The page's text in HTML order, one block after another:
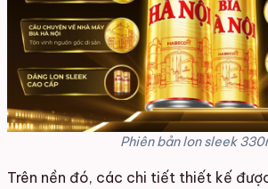
Phiên bản lon sleek
Trên nền đó, các chi tiết thiết kế